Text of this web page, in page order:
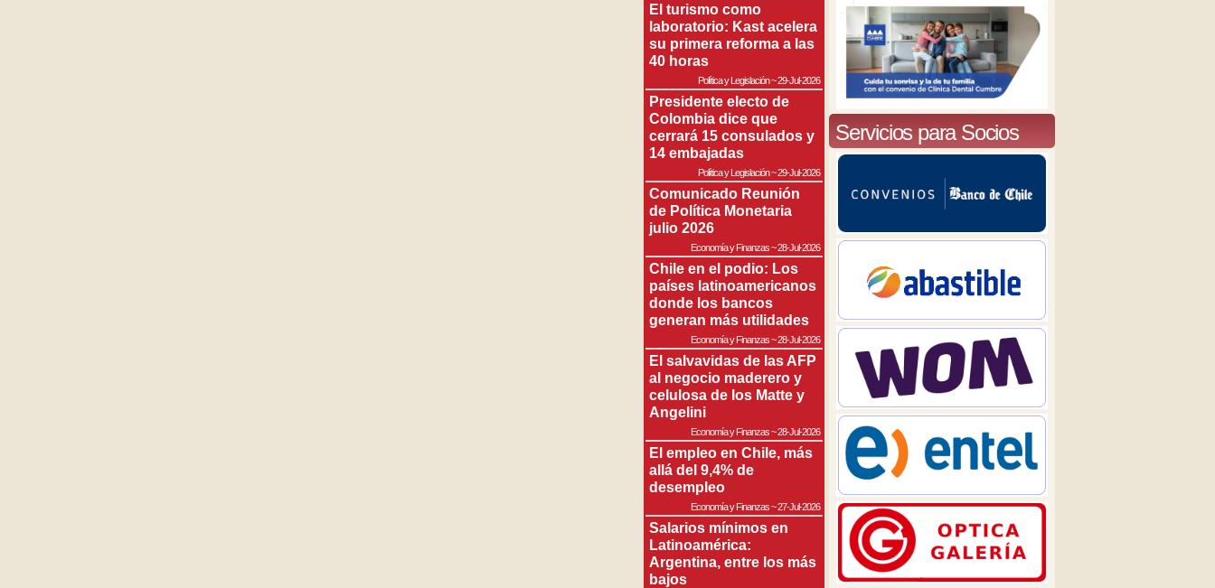
El turismo como
laboratorio: Kast acelera
su primera reforma a las
40 horas
Política y Legislación~29-Jul-2026
Presidente electo de
Colombia dice que
cerrará 15 consulados y
14 embajadas
Política y Legislación~29-Jul-2026
Comunicado Reunión
de Política Monetaria
julio 2026
Economía y Finanzas~28-Jul-2026
Chile en el podio: Los
países latinoamericanos
donde los bancos
generan más utilidades
Economía y Finanzas~28-Jul-2026
El salvavidas de las AFP
al negocio maderero y
celulosa de los Matte y
Angelini
Economía y Finanzas~28-Jul-2026
El empleo en Chile, más
allá del 9,4% de
desempleo
Economía y Finanzas~27-Jul-2026
Salarios mínimos en
Latinoamérica:
Argentina, entre los más
bajos
Servicios para Socios